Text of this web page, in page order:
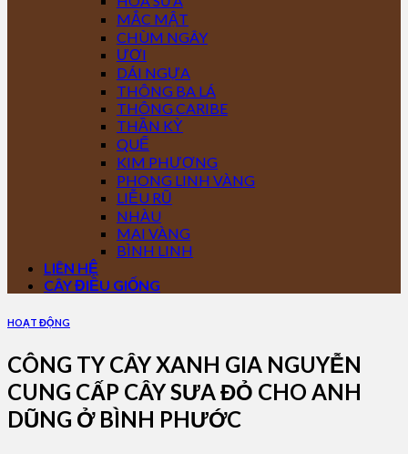
MẮC MẬT
CHÙM NGÂY
ƯƠI
DÁI NGỰA
THÔNG BA LÁ
THÔNG CARIBE
THẦN KỲ
QUẾ
KIM PHƯỢNG
PHONG LINH VÀNG
LIỄU RŨ
NHÀU
MAI VÀNG
BÌNH LINH
LIÊN HỆ
CÂY ĐIỀU GIỐNG
HOẠT ĐỘNG
CÔNG TY CÂY XANH GIA NGUYỄN
CUNG CẤP CÂY SƯA ĐỎ CHO ANH
DŨNG Ở BÌNH PHƯỚC